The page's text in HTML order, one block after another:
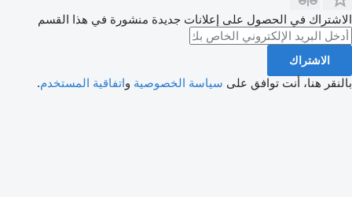
في الحصول على إعلانات جديدة منشورة في هذا القسم
الاشتراك
هنا، أنت توافق على سياسة الخصوصيةواتفاقية المستخدم.